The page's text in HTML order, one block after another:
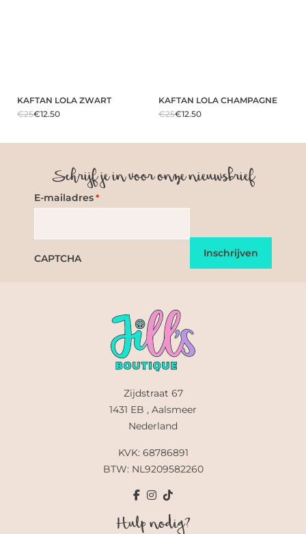
KAFTAN LOLA ZWART
€25€12.50
KAFTAN LOLA CHAMPAGNE
€25€12.50
Schrijf je in voor onze nieuwsbrief
E-mailadres *
CAPTCHA
Zijdstraat 67
1431 EB , Aalsmeer
Nederland
KVK: 68786891
BTW: NL9209582260
Hulp nodig?